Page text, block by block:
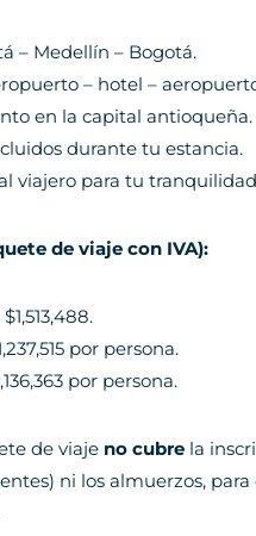
– Medellín – Bogotá.
– hotel –
en la capital antioqueña.
durante tu estancia.
viajero para tu
de viaje con IVA):
$1,513,488.
por persona.
por persona.
de viaje no cubre la
ni los almuerzos,